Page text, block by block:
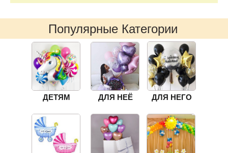
Популярные Категории
ДЛЯ НЕЁ ДЛЯ НЕГО
ДЕТЯМ